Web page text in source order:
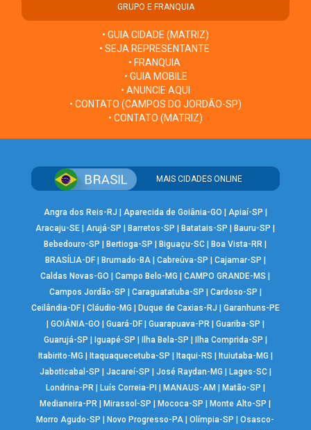
GRUPO E FRANQUIA
• GUIA CIDADE (MATRIZ)
• SEJA REPRESENTANTE
• FRANQUIA
• GUIA MOBILE
• ANUNCIE AQUI
• CONTATO (CAMPOS DO JORDÃO-SP)
• CONTATO (MATRIZ)
MAIS CIDADES ONLINE
Angra dos Reis-RJ Aparecida de Goiânia-GO Apiaí-SP
Aracaju-SE |Arujá-SP Barretos-SP Batatais-SP Bauru-SP
Bebedouro-SP
Bertioga-SP Biguaçu-SC Boa Vista-RR
BRASÍLIA-DF| Brumado-BA| Cabreúva-SP Cajamar-SP
Caldas Novas-GO
|Campo Belo-MG |CAMPO GRANDE-MS
Campos Jordão-SP
Caraguatatuba-SP Cardoso-SP
Ceilândia-DF| Cláudio-MG Duque de Caxias-RJ
Garanhuns-PE
GOIÂNIA-GO Guará-DF| Guarapuava-PR| Guariba-SP
Guarujá-SP
Iguapé-SP Ilha Bela-SP Ilha Comprida-SP
Itabirito-MG
Itaquaquecetuba-SP Itaqui-RS Ituiutaba-MG
Jaboticabal-SP
Jacareí-SP José Raydan-MG Lages-SC|
Londrina-PR| Luís Correia-PI MANAUS-AM Matão-SP
Medianeira-PR
Mirassol-SP Mococa-SP Monte Alto-SP
Morro Agudo-SP
Novo Progresso-PA |Olímpia-SP |Osasco-